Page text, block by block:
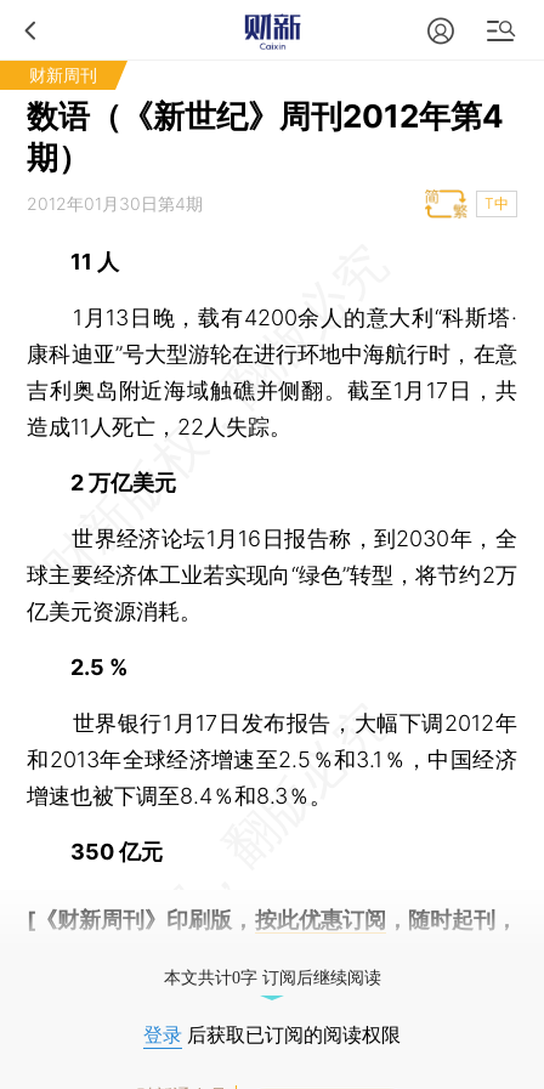
财新周刊
数语（《新世纪》周刊2012年第4
期）
2012年01月30日第4期 T中
11 人
1月13日晚，载有4200余人的意大利“科斯塔·
康科迪亚”号大型游轮在进行环地中海航行时，在意
吉利奥岛附近海域触礁并侧翻。截至1月17日，共
造成11人死亡，22人失踪。
2 万亿美元
世界经济论坛1月16日报告称，到2030年，全
球主要经济体工业若实现向“绿色”转型，将节约2万
亿美元资源消耗。
2.5 %
世界银行1月17日发布报告，大幅下调2012年
和2013年全球经济增速至2.5％和3.1％，中国经济
增速也被下调至8.4％和8.3％。
350 亿元
[《财新周刊》印刷版， 按此优惠订阅 ，随时起刊，
本文共计0字 订阅后继续阅读
登录 后获取已订阅的阅读权限